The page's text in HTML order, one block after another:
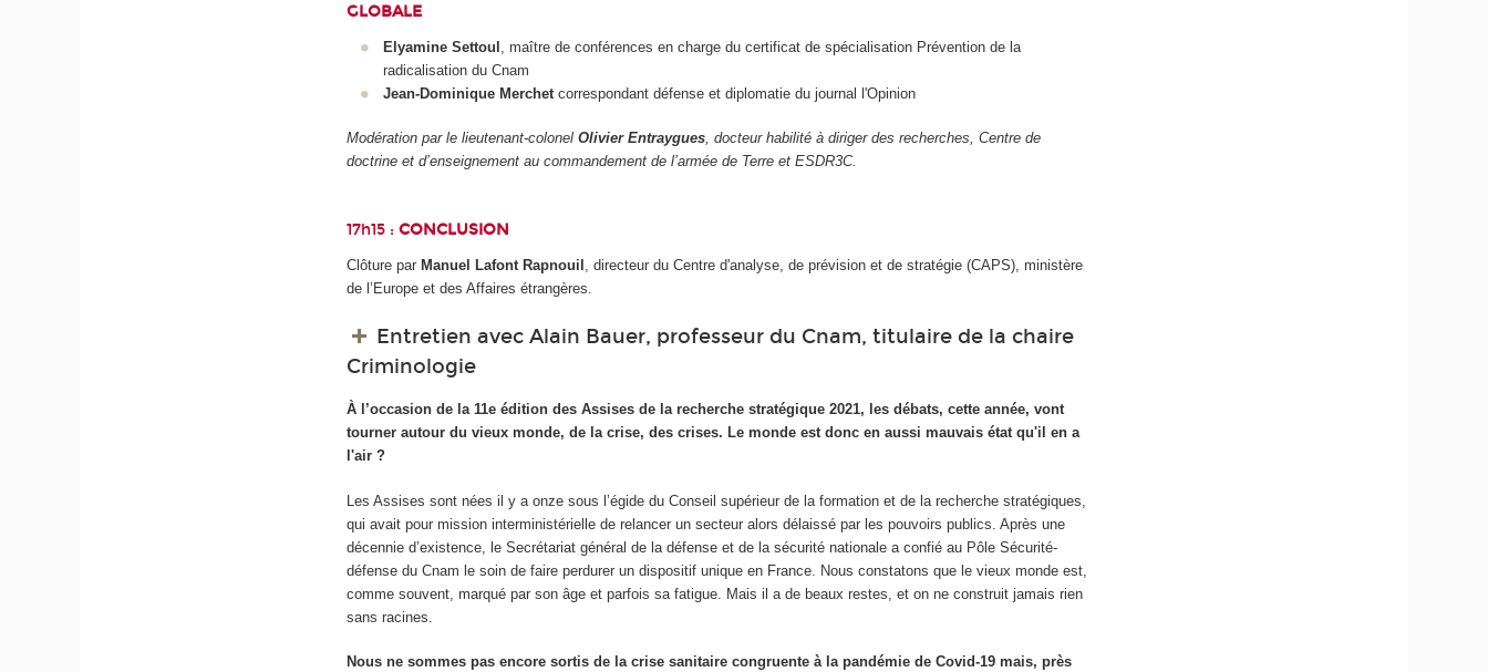
GLOBALE
Elyamine Settoul
, maître de conférences en charge du certificat de spécialisation Prévention de la
radicalisation du Cnam
Jean-Dominique Merchetcorrespondant défense et diplomatie du journal l'Opinion
Modération par le lieutenant-colonelOlivier Entraygues, docteur habilité à diriger des recherches, Centre de
doctrine et d’enseignement au commandement de l’armée de Terre et ESDR3C.
17h15 : CONCLUSION
Clôture par Manuel Lafont Rapnouil , directeur du Centre d'analyse, de prévision et de stratégie (CAPS), ministère
de l’Europe et des Affaires étrangères.
Entretien avec Alain Bauer, professeur du Cnam, titulaire de la chaire
Criminologie
À l’occasion de la 11e édition des Assises de la recherche stratégique 2021, les débats, cette année, vont
tourner autour du vieux monde, de la crise, des crises. Le monde est donc en aussi mauvais état qu'il en a
l'air ?
Les Assises sont nées il y a onze sous l’égide du Conseil supérieur de la formation et de la recherche stratégiques,
qui avait pour mission interministérielle de relancer un secteur alors délaissé par les pouvoirs publics. Après une
décennie d’existence, le Secrétariat général de la défense et de la sécurité nationale a confié au Pôle Sécurité-
défense du Cnam le soin de faire perdurer un dispositif unique en France. Nous constatons que le vieux monde est,
comme souvent, marqué par son âge et parfois sa fatigue. Mais il a de beaux restes, et on ne construit jamais rien
sans racines.
Nous ne sommes pas encore sortis de la crise sanitaire congruente à la pandémie de Covid-19 mais, près